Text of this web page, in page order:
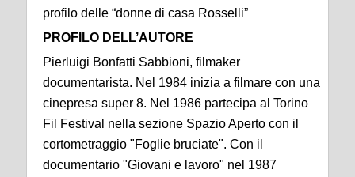
profilo delle “donne di casa Rosselli”
PROFILO DELL’AUTORE
Pierluigi Bonfatti Sabbioni, filmaker
documentarista. Nel 1984 inizia a filmare con una
cinepresa super 8. Nel 1986 partecipa al Torino
Fil Festival nella sezione Spazio Aperto con il
cortometraggio "Foglie bruciate". Con il
documentario "Giovani e lavoro" nel 1987